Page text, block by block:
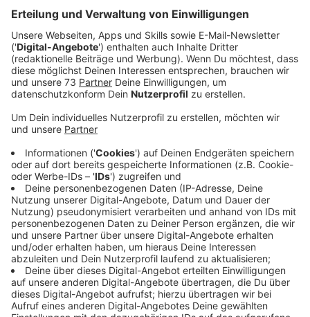
Anzeige
Sängerin, Songwriterin, Rapperin, Schauspielerin, seit
kurzem auch Modeunternehmerin - die dreifach
Grammy-ausgezeichnete Lizzo hat Sound, Seele und
Spirit der Popmusik und -kultur in den letzten Jahren
entscheidend mitgeprägt. Ihr 2019 veröffentlichtes
ausgezeichnet. 2019 lieh sie ihre Stimme dem
Animationsfilm "UglyDolls" und gehörte im selben Jahr
neben Jennifer Lopez, Constance Wu, Julia Stiles,
Keke Palmer, Lili Reinhart und Cardi B zur Besetzung
des Films "Hustlers". Wenige Wochen nach der
Veröffentlichung ihres neuen Albums wird sich Lizzo
auf ausgiebige "The Special Tour" durch Nordamerika
begeben, Special Guest ist die Rapperin Latto aus
Atlanta. Ob auch Shows in Europa folgen? Ihre
Konzerte in 2019 sind Fans immer noch in bester